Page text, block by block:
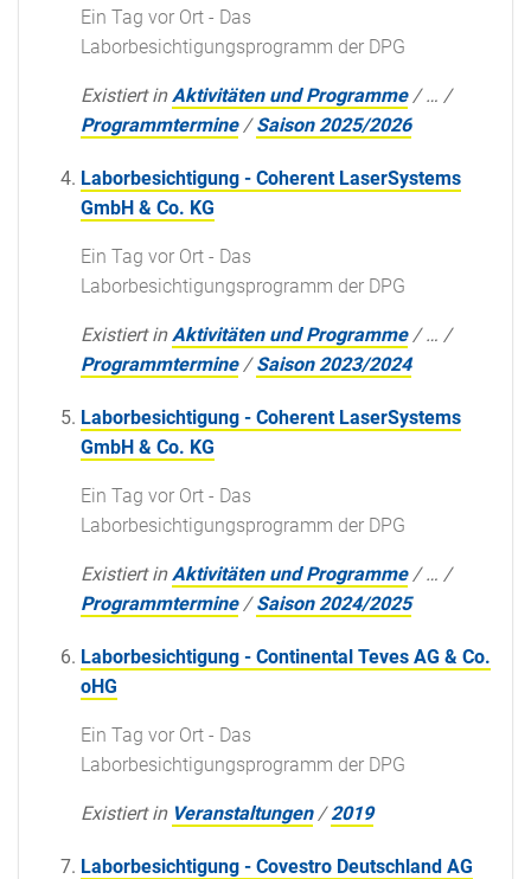
Ein Tag vor Ort - Das
Laborbesichtigungsprogramm der DPG
Existiert in Aktivitäten und Programme /… /
Programmtermine /Saison 2025/2026
Laborbesichtigung - Coherent LaserSystems
GmbH & Co. KG
Ein Tag vor Ort - Das
Laborbesichtigungsprogramm der DPG
Existiert in Aktivitäten und Programme /… /
Programmtermine /Saison 2023/2024
Laborbesichtigung - Coherent LaserSystems
GmbH & Co. KG
Ein Tag vor Ort - Das
Laborbesichtigungsprogramm der DPG
Existiert in Aktivitäten und Programme /… /
Programmtermine /Saison 2024/2025
Laborbesichtigung - Continental Teves AG & Co.
oHG
Ein Tag vor Ort - Das
Laborbesichtigungsprogramm der DPG
Existiert in Veranstaltungen /2019
Laborbesichtigung - Covestro Deutschland AG